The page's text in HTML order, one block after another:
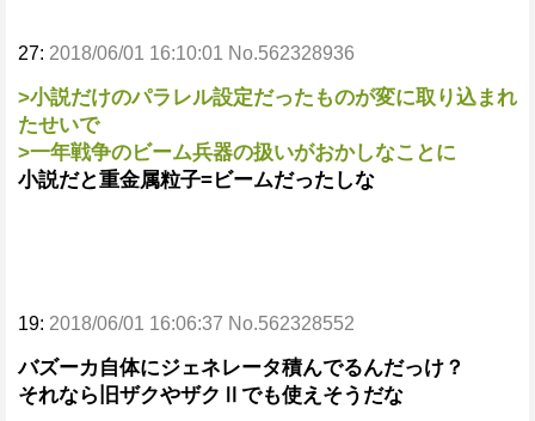
27: 2018/06/01 16:10:01 No.562328936
>小説だけのパラレル設定だったものが変に取り込まれ
たせいで
>一年戦争のビーム兵器の扱いがおかしなことに
小説だと重金属粒子=ビームだったしな
19: 2018/06/01 16:06:37 No.562328552
バズーカ自体にジェネレータ積んでるんだっけ？
それなら旧ザクやザクⅡでも使えそうだな